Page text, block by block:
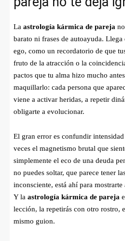
La astrología kármica de pareja
barato ni frases de autoayuda.
ego, como un recordatorio de que
fruto de la atracción o la
pactos que tu alma hizo mucho
maquillarlo: cada persona que
viene a activar heridas, a repetir
obligarte a evolucionar.
El gran error es confundir
veces el magnetismo brutal que
simplemente el eco de una deuda
no puedes soltar, que parece tener
inconsciente, está ahí para
Y la astrología kármica de pareja
lección, la repetirás con otro rostro,
mismo guion.